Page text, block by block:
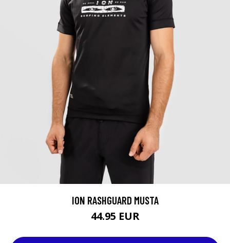
ION RASHGUARD MUSTA
44.95 EUR